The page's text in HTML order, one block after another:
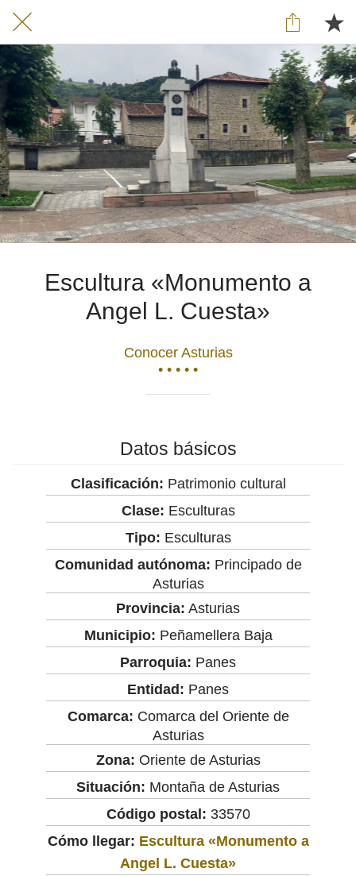
Escultura «Monumento a
Angel L. Cuesta»
Conocer Asturias
• • • • •
Datos básicos
Clasificación: Patrimonio cultural
Clase: Esculturas
Tipo: Esculturas
Comunidad autónoma: Principado de
Asturias
Provincia: Asturias
Municipio: Peñamellera Baja
Parroquia: Panes
Entidad: Panes
Comarca: Comarca del Oriente de
Asturias
Zona: Oriente de Asturias
Situación: Montaña de Asturias
Código postal: 33570
Cómo llegar: Escultura «Monumento a
Angel L. Cuesta»